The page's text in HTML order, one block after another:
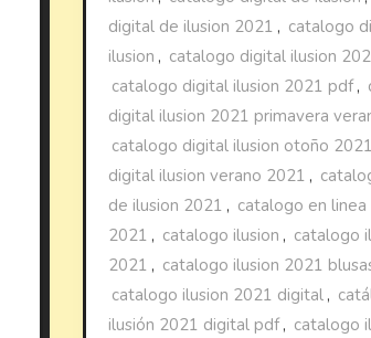
digital de ilusion 2021 , catalogo
ilusion , catalogo digital ilusion
catalogo digital ilusion 2021 pdf,
digital ilusion 2021 primavera
catalogo digital ilusion otoño 2021
digital ilusion verano 2021 ,
de ilusion 2021 , catalogo en linea
2021 , catalogo ilusion , catalogo
2021 , catalogo ilusion 2021
catalogo ilusion 2021 digital ,
ilusión 2021 digital pdf, catalogo